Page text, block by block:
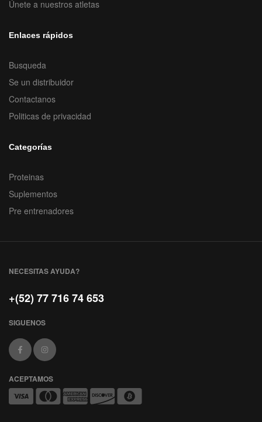
Únete a nuestros atletas
Enlaces rápidos
Busqueda
Se un distribuidor
Contactanos
Politicas de privacidad
Categorías
Proteinas
Suplementos
Pre entrenadores
NECESITAS AYUDA?
+(52) 77 716 74 653
SIGUENOS
ACEPTAMOS